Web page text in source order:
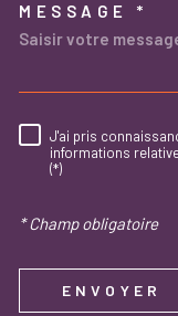
MESSAGE *
J'ai pris
informations
(*)
* Champ obligatoire
ENVOYER